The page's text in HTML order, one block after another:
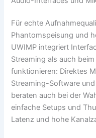
Für echte
Phantomspeisung und
UWIMP integriert
Streaming als auch
funktionieren: Direktes
Streaming-Software
beraten auch bei der
einfache Setups und
Latenz und hohe